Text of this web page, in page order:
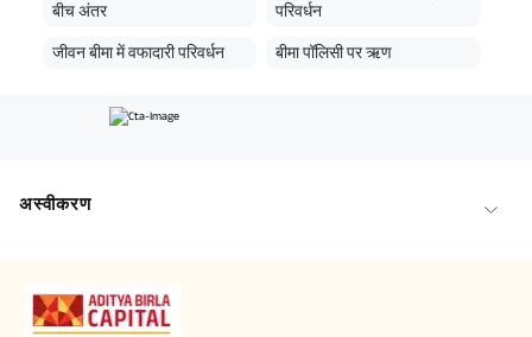
बीच अंतर
परिवर्धन
जीवन बीमा में वफादारी परिवर्धन बीमा पॉलिसी पर ऋण
अस्वीकरण